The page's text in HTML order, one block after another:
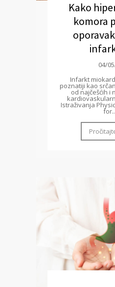
Kako
komora
04/
Infarkt
poznatiji kao
od najčešćih i
Istraživanja